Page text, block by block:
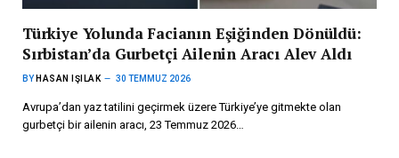
Türkiye Yolunda Facianın Eşiğinden Dönüldü:
Sırbistan’da Gurbetçi Ailenin Aracı Alev Aldı
BY HASAN IŞILAK 30 TEMMUZ 2026
Avrupa’dan yaz tatilini geçirmek üzere Türkiye’ye gitmekte olan
gurbetçi bir ailenin aracı, 23 Temmuz 2026…